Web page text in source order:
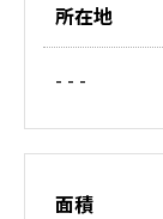
所在地
- - -
面積